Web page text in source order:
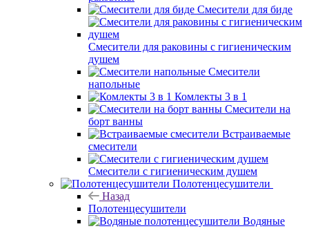
Смесители для биде
Смесители для раковины с гигиеническим
душем
Смесители
напольные
Комлекты 3 в 1
Смесители на
борт ванны
Встраиваемые
смесители
Смесители с гигиеническим душем
Полотенцесушители
Назад
Полотенцесушители
Водяные